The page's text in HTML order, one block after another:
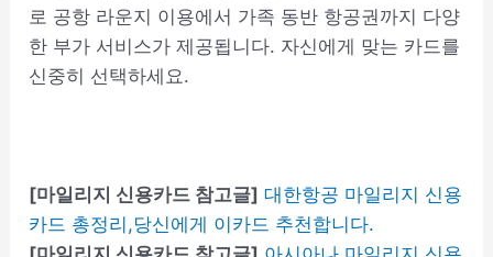
로 공항 라운지 이용에서 가족 동반 항공권까지 다양
한 부가 서비스가 제공됩니다. 자신에게 맞는 카드를
신중히 선택하세요.
[마일리지 신용카드 참고글] 대한항공 마일리지 신용
카드 총정리,당신에게 이카드 추천합니다.